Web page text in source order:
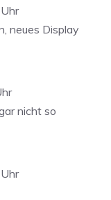
neues Display
nicht so